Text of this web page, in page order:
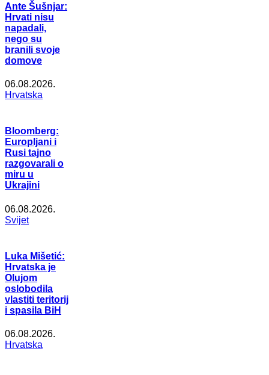
Ante Šušnjar:
Hrvati nisu
napadali,
nego su
branili svoje
domove
06.08.2026.
Hrvatska
Bloomberg:
Europljani i
Rusi tajno
razgovarali o
miru u
Ukrajini
06.08.2026.
Svijet
Luka Mišetić:
Hrvatska je
Olujom
oslobodila
vlastiti teritorij
i spasila BiH
06.08.2026.
Hrvatska